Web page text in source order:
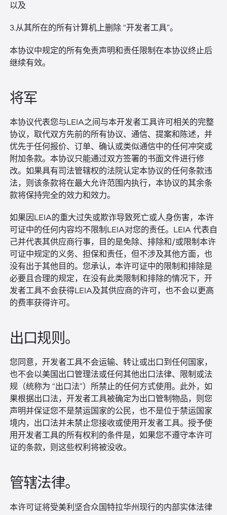
以及
3.从其所在的所有计算机上删除 “开发者工具”。
本协议中规定的所有免责声明和责任限制在本协议终止后
继续有效。
将军
本协议代表您与LEIA之间与本开发者工具许可相关的完整
协议，取代双方先前的所有协议、通信、提案和陈述，并
优先于任何报价、订单、确认或类似通信中的任何冲突或
附加条款。本协议只能通过双方签署的书面文件进行修
改。如果具有司法管辖权的法院认定本协议的任何条款违
法，则该条款将在最大允许范围内执行，本协议的其余条
款将保持完全的效力和效力。
如果因LEIA的重大过失或欺诈导致死亡或人身伤害，本许
可证中的任何内容均不限制LEIA对您的责任。LEIA 代表自
己并代表其供应商行事，目的是免除、排除和/或限制本许
可证中规定的义务、担保和责任，但不涉及其他方面，也
没有出于其他目的。您承认，本许可证中的限制和排除是
必要且合理的规定，在没有此类限制和排除的情况下，开
发者工具不会获得LEIA及其供应商的许可，也不会以更高
的费率获得许可。
出口规则。
您同意，开发者工具不会运输、转让或出口到任何国家，
也不会以美国出口管理法或任何其他出口法律、限制或法
规（统称为 “出口法”）所禁止的任何方式使用。此外，如
果根据出口法，开发者工具被确定为出口管制物品，则您
声明并保证您不是禁运国家的公民，也不是位于禁运国家
境内，出口法并未禁止您接收或使用开发者工具。授予使
用开发者工具的所有权利的条件是，如果您不遵守本许可
证的条款，则这些权利将被没收。
管辖法律。
本许可证将受美利坚合众国特拉华州现行的内部实体法律